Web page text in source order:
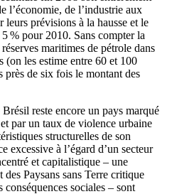
l’économie, de l’industrie aux
prévisions à la hausse et le
% pour 2010. Sans compter la
maritimes de pétrole dans
(on les estime entre 60 et 100
de six fois le montant des
reste encore un pays marqué
par un taux de violence urbaine
structurelles de son
excessive à l’égard d’un secteur
et capitalistique – une
Paysans sans Terre critique
sociales – sont